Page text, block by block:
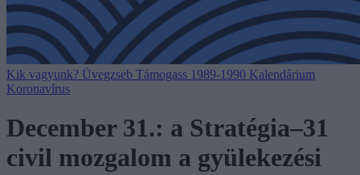
Kik vagyunk? Üvegzseb Támogass 1989-1990 Kalendárium
Koronavírus
December 31.: a Stratégia–31
civil mozgalom a gyülekezési